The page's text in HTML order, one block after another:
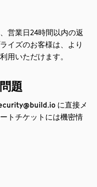
営業日24時間以内の返
イズのお客様は、より
用いただけます。
題
に直接メ
トチケットには機密情